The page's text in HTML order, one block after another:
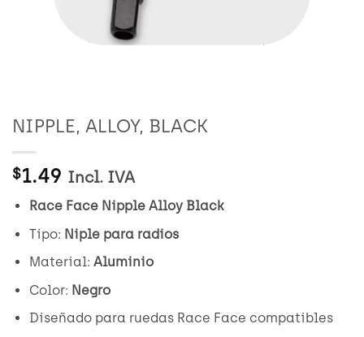
NIPPLE, ALLOY, BLACK
$1.49 Incl. IVA
Race Face Nipple Alloy Black
Tipo: Niple para radios
Material: Aluminio
Color: Negro
Diseñado para ruedas Race Face compatibles